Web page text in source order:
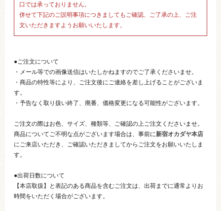
口では承っておりません。
併せて下記のご説明事項につきましてもご確認、ご了承の上、ご注
文いただきますようお願いいたします。
●ご注文について
・メール等での画像送信はいたしかねますのでご了承くださいませ。
・商品の特性等により、ご注文後にご連絡を差し上げることがございま
す。
・予告なく取り扱い終了、廃番、価格変更になる可能性がございます。
ご注文の際はお色、サイズ、種類等、ご確認の上ご注文くださいませ。
商品についてご不明な点がございます場合は、事前に新宿オカダヤ本店
にご来店いただき、ご確認いただきましてからご注文をお願いいたしま
す。
●出荷日数について
【本店取扱】と表記のある商品を含むご注文は、出荷までに通常よりお
時間をいただく場合がございます。